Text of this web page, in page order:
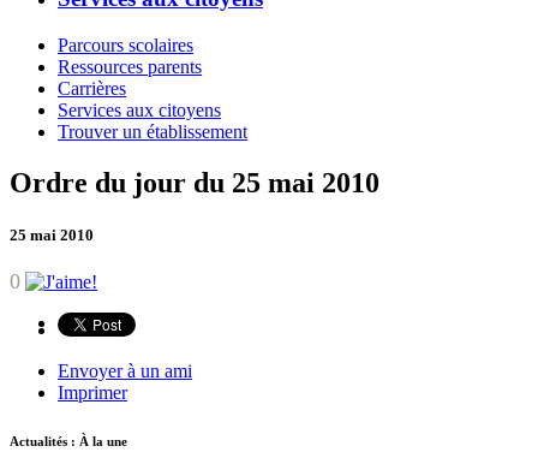
Parcours scolaires
Ressources parents
Carrières
Services aux citoyens
Trouver un établissement
Ordre du jour du 25 mai 2010
25 mai 2010
0
Envoyer à un ami
Imprimer
Actualités : À la une